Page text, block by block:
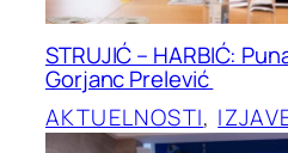
STRUJIĆ – HARBIĆ:
Gorjanc Prelević
AKTUELNOSTI,